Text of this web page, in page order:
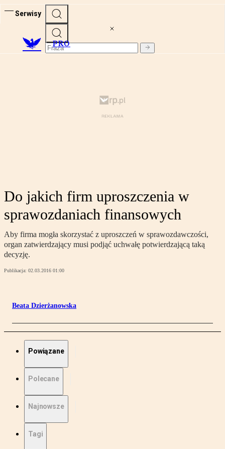
Serwisy
PRO
Do jakich firm uproszczenia w
sprawozdaniach finansowych
Aby firma mogła skorzystać z uproszczeń w sprawozdawczości,
organ zatwierdzający musi podjąć uchwałę potwierdzającą taką
decyzję.
Publikacja: 02.03.2016 01:00
Beata Dzierżanowska
Powiązane
Polecane
Najnowsze
Tagi